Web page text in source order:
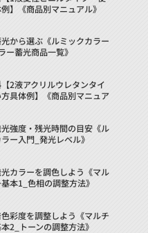
】《商品別マニュアル》
から選ぶ《ルミックカラー
ー蓄光商品一覧》
2液アクリルウレタンタイ
具体例】《商品別マニュア
強度・残光時間の目安《ル
ー入門_発光レベル》
カラーを調色しよう《マル
本1_色相の調整方法》
彩度を調整しよう《マルチ
2_トーンの調整方法》